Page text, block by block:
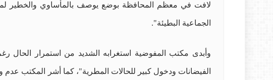
لافت في معظم المحافظة بوضع يوصف بالمأساوي والخطير
الجماعية البطيئة".
وأبدى مكتب المفوضية استغرابه الشديد من استمرار الحال
الفيضانات ودخول كبير للحالات المطرية"، كما أشر المكتب عدم